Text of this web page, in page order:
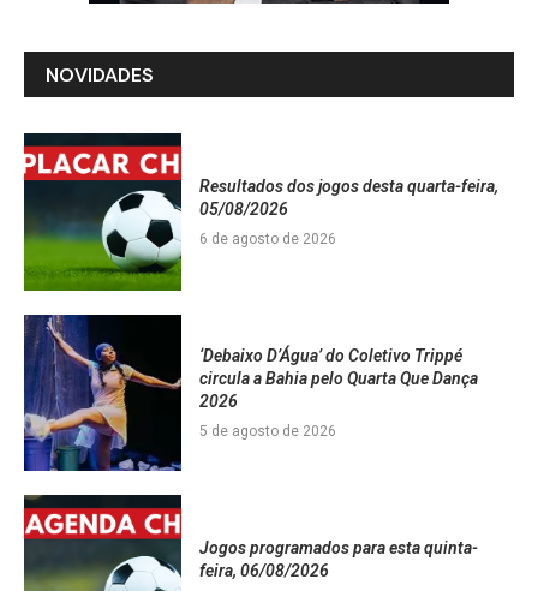
NOVIDADES
Resultados dos jogos desta quarta-feira,
05/08/2026
6 de agosto de 2026
‘Debaixo D’Água’ do Coletivo Trippé
circula a Bahia pelo Quarta Que Dança
2026
5 de agosto de 2026
Jogos programados para esta quinta-
feira, 06/08/2026